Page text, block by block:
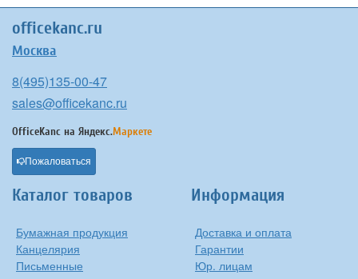
officekanc.ru
Москва
8(495)135-00-47
sales@officekanc.ru
OfficeKanc на Яндекс.Маркете
Пожаловаться
Каталог товаров
Бумажная продукция
Канцелярия
Письменные
Информация
Доставка и оплата
Гарантии
Юр. лицам